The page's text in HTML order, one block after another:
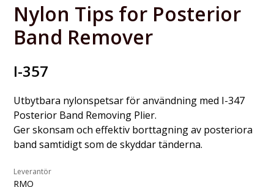
Nylon Tips for Posterior
Band Remover
I-357
Utbytbara nylonspetsar för användning med I-347
Posterior Band Removing Plier.
Ger skonsam och effektiv borttagning av posteriora
band samtidigt som de skyddar tänderna.
Leverantör
RMO